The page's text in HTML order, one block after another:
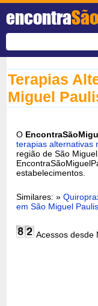
encontra
Terapias
Miguel
O
terapias alternativas
região de São
estabelecimentos.
Similares: »
em São Miguel
Acessos desde